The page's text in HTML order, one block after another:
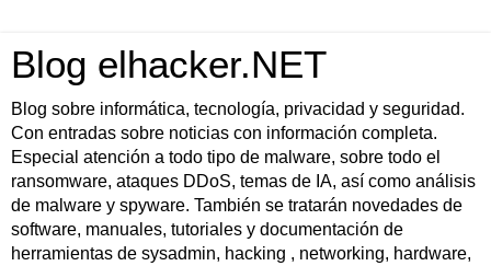
Blog elhacker.NET
Blog sobre informática, tecnología, privacidad y seguridad.
Con entradas sobre noticias con información completa.
Especial atención a todo tipo de malware, sobre todo el
ransomware, ataques DDoS, temas de IA, así como análisis
de malware y spyware. También se tratarán novedades de
software, manuales, tutoriales y documentación de
herramientas de sysadmin, hacking , networking, hardware,